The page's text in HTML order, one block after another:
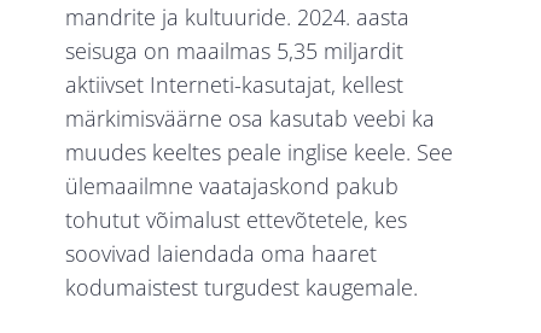
mandrite ja kultuuride. 2024. aasta
seisuga on maailmas 5,35 miljardit
aktiivset Interneti-kasutajat, kellest
märkimisväärne osa kasutab veebi ka
muudes keeltes peale inglise keele. See
ülemaailmne vaatajaskond pakub
tohutut võimalust ettevõtetele, kes
soovivad laiendada oma haaret
kodumaistest turgudest kaugemale.